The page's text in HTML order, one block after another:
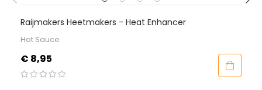
Raijmakers Heetmakers - Heat Enhancer
Hot Sauce
Prijs
€ 8,95